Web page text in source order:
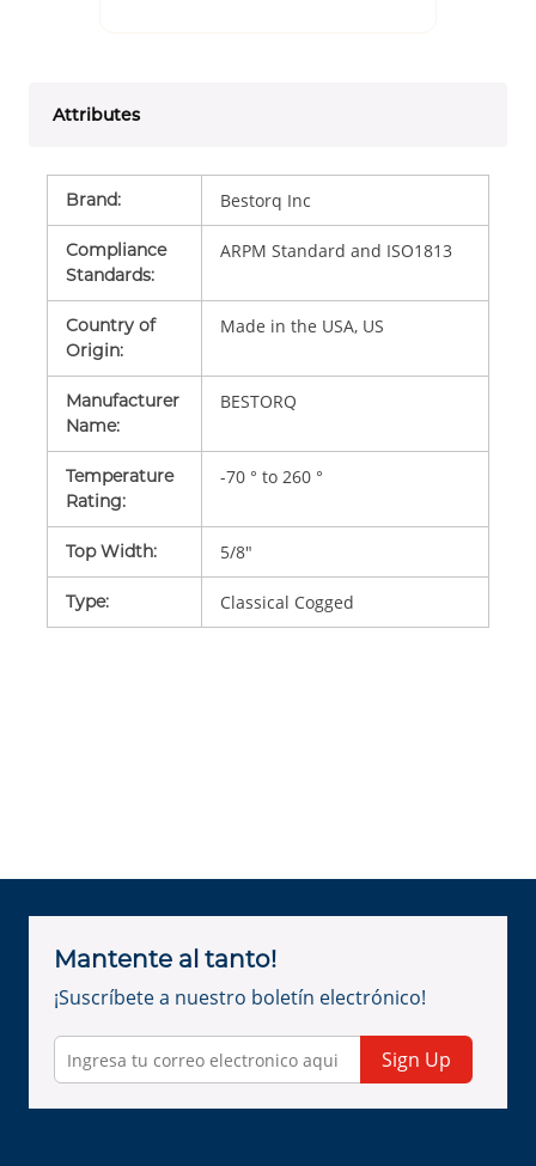
Attributes
Brand: Bestorq Inc
Compliance
Standards:
ARPM Standard and ISO1813
Country of
Origin:
Made in the USA, US
Manufacturer
Name:
BESTORQ
Temperature
Rating:
-70 ° to 260 °
Top Width: 5/8"
Type: Classical Cogged
Mantente al tanto!
¡Suscríbete a nuestro boletín electrónico!
Sign Up